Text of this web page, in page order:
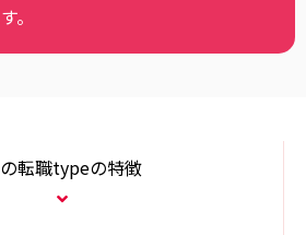
。
転職typeの特徴